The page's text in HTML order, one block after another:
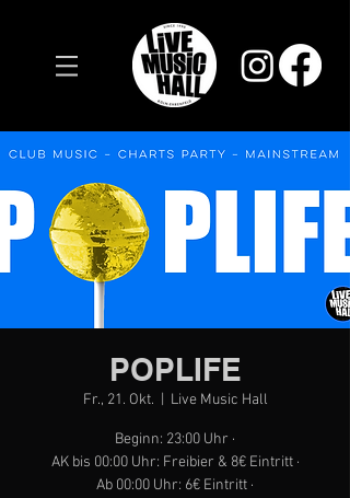
POPLIFE
Fr., 21. Okt. Live Music Hall
Beginn: 23:00 Uhr ·
AK bis 00:00 Uhr: Freibier & 8€ Eintritt ·
Ab 00:00 Uhr: 6€ Eintritt ·